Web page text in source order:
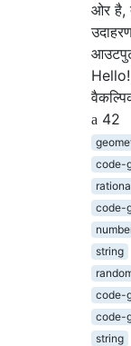
ओर है,
42
code-
code-
string
code-
code-
string